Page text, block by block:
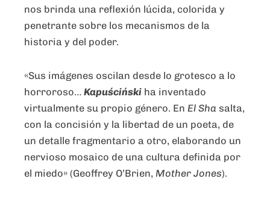
nos brinda una reflexión lúcida, colorida y
penetrante sobre los mecanismos de la
historia y del poder.
«Sus imágenes oscilan desde lo grotesco a lo
horroroso… Kapuściński ha inventado
virtualmente su propio género. En El Sha salta,
con la concisión y la libertad de un poeta, de
un detalle fragmentario a otro, elaborando un
nervioso mosaico de una cultura definida por
el miedo» (Geoffrey O’Brien, Mother Jones).